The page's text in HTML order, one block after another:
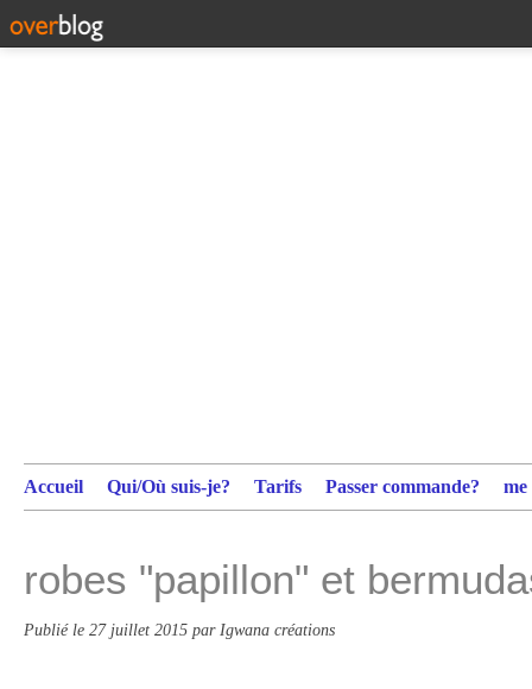
Accueil Qui/Où suis-je? Tarifs Passer commande?
robes "papillon" et
Publié le 27 juillet 2015 par Igwana créations